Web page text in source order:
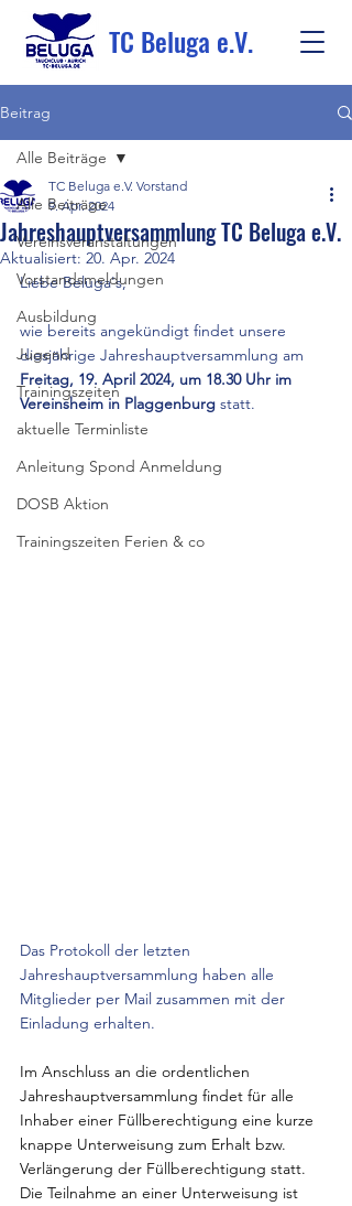
TC Beluga e.V.
Beitrag
Alle Beiträge
Vereinsveranstaltungen
Vorstandsmeldungen
Ausbildung
Jugend
Trainingszeiten
aktuelle Terminliste
Anleitung Spond Anmeldung
DOSB Aktion
Trainingszeiten Ferien & co
Alle Beiträge
Jahreshauptversammlung TC Beluga e.V.
TC Beluga e.V. Vorstand
9. Apr. 2024
Aktualisiert: 20. Apr. 2024
Liebe Beluga's,
wie bereits angekündigt findet unsere
diesjährige Jahreshauptversammlung am
Freitag, 19. April 2024, um 18.30 Uhr im
Vereinsheim in Plaggenburg statt.
Das Protokoll der letzten
Jahreshauptversammlung haben alle
Mitglieder per Mail zusammen mit der
Einladung erhalten.
Im Anschluss an die ordentlichen
Jahreshauptversammlung findet für alle
Inhaber einer Füllberechtigung eine kurze
knappe Unterweisung zum Erhalt bzw.
Verlängerung der Füllberechtigung statt.
Die Teilnahme an einer Unterweisung ist